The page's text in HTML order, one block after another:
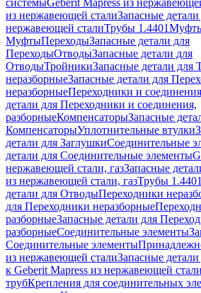
системыGeberit Mapress из
из нержавеющей сталиЗапасные
нержавеющей сталиТрубы 1.4401
МуфтыПереходыЗапасные детали для
ПереходыОтводыЗапасные детали для
ОтводыТройникиЗапасные детали для
неразборныеЗапасные детали для
неразборныеПереходники и
детали для Переходники и соединения,
разборныеКомпенсаторыЗапасные
КомпенсаторыУплотнительные втулки
детали для ЗаглушкиСоединительные
детали для Соединительные элементы
нержавеющей стали, газЗапасные
из нержавеющей стали, газТрубы 1.4401
детали для ОтводыПереходники
для Переходники неразборные
разборныеЗапасные детали для
разборныеСоединительные элементы
Соединительные элементы
из нержавеющей сталиЗапасные
к Geberit Mapress из нержавеющей стали
трубКрепления для соединительных